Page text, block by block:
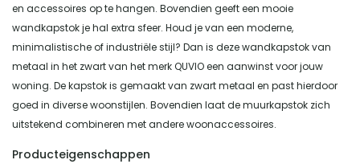
en accessoires op te hangen. Bovendien geeft een mooie
wandkapstok je hal extra sfeer. Houd je van een moderne,
minimalistische of industriële stijl? Dan is deze wandkapstok van
metaal in het zwart van het merk QUVIO een aanwinst voor jouw
woning. De kapstok is gemaakt van zwart metaal en past hierdoor
goed in diverse woonstijlen. Bovendien laat de muurkapstok zich
uitstekend combineren met andere woonaccessoires.
Producteigenschappen